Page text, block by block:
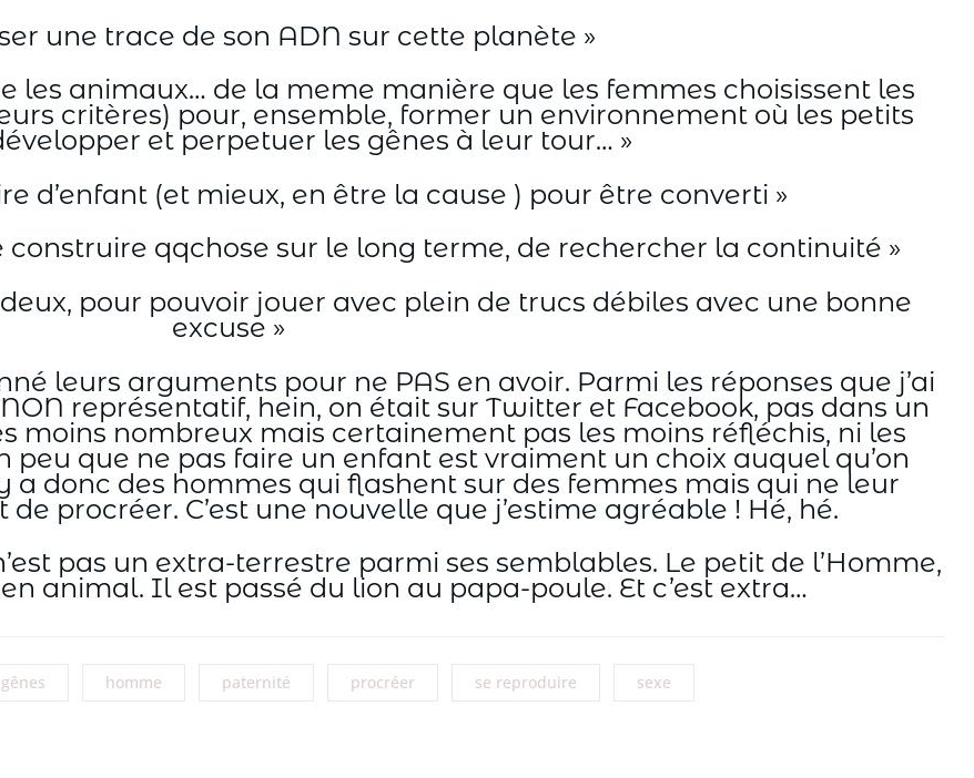
une trace de son ADN sur cette planète »
les animaux… de la meme manière que les femmes choisissent les
critères) pour, ensemble, former un environnement où les petits
et perpetuer les gênes à leur tour… »
d’enfant (et mieux, en être la cause ) pour être converti »
construire qqchose sur le long terme, de rechercher la continuité »
pour pouvoir jouer avec plein de trucs débiles avec une bonne
excuse »
leurs arguments pour ne PAS en avoir. Parmi les réponses que j’ai
représentatif, hein, on était sur Twitter et Facebook, pas dans un
moins nombreux mais certainement pas les moins réfléchis, ni les
peu que ne pas faire un enfant est vraiment un choix auquel qu’on
a donc des hommes qui flashent sur des femmes mais qui ne leur
procréer. C’est une nouvelle que j’estime agréable ! Hé, hé.
pas un extra-terrestre parmi ses semblables. Le petit de l’Homme,
animal. Il est passé du lion au papa-poule. Et c’est extra…
gênes homme paternité procréer se reproduire sexe